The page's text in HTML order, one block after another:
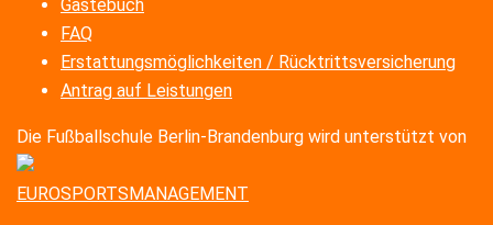
Gästebuch
FAQ
Erstattungsmöglichkeiten / Rücktrittsversicherung
Antrag auf Leistungen
Die Fußballschule Berlin-Brandenburg wird unterstützt von
EUROSPORTSMANAGEMENT